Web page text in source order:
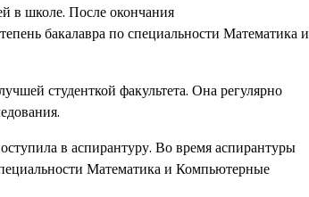
в школе. После окончания
бакалавра по специальности Математика и
студенткой факультета. Она регулярно
в аспирантуру. Во время аспирантуры
Математика и Компьютерные